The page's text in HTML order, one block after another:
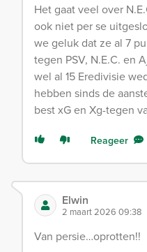
Het gaat veel over
ook niet per se
we geluk dat ze al 7
tegen PSV, N.E.C. en
wel al 15 Eredivisie
hebben sinds de
best xG en Xg-tegen
Reageer
Elwin
2 maart 2026 09:38
Van persie…oprotten!!